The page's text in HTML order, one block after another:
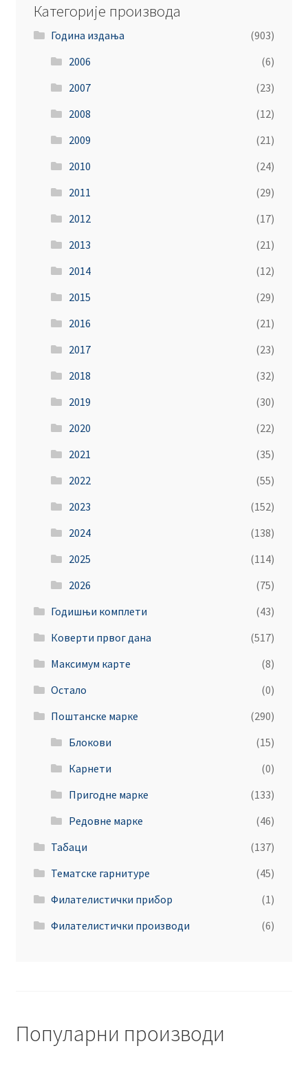
Категорије производа
Година издања
(903)
2006
(6)
2007
(23)
2008
(12)
2009
(21)
2010
(24)
2011
(29)
2012
(17)
2013
(21)
2014
(12)
2015
(29)
2016
(21)
2017
(23)
2018
(32)
2019
(30)
2020
(22)
2021
(35)
2022
(55)
2023
(152)
2024
(138)
2025
(114)
2026
(75)
Годишњи комплети
(43)
Коверти првог дана
(517)
Максимум карте
(8)
Остало
(0)
Поштанске марке
(290)
Блокови
(15)
Карнети
(0)
Пригодне марке
(133)
Редовне марке
(46)
Табаци
(137)
Тематске гарнитуре
(45)
Филателистички прибор
(1)
Филателистички производи
(6)
Популарни производи